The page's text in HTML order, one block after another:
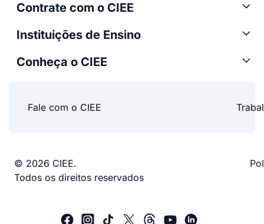
Contrate com o CIEE
Instituições de Ensino
Conheça o CIEE
Fale com o CIEE
© 2026 CIEE.
Todos os direitos reservados